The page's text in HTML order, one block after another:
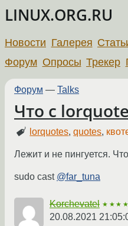
LINUX.ORG.RU
Новости Галерея
Форум Опросы Трекер
Форум — Talks
Что с
lorquotes,quotes,
Лежит и не пингуется.
sudo cast @far_tuna
Korchevatel
20.08.2021